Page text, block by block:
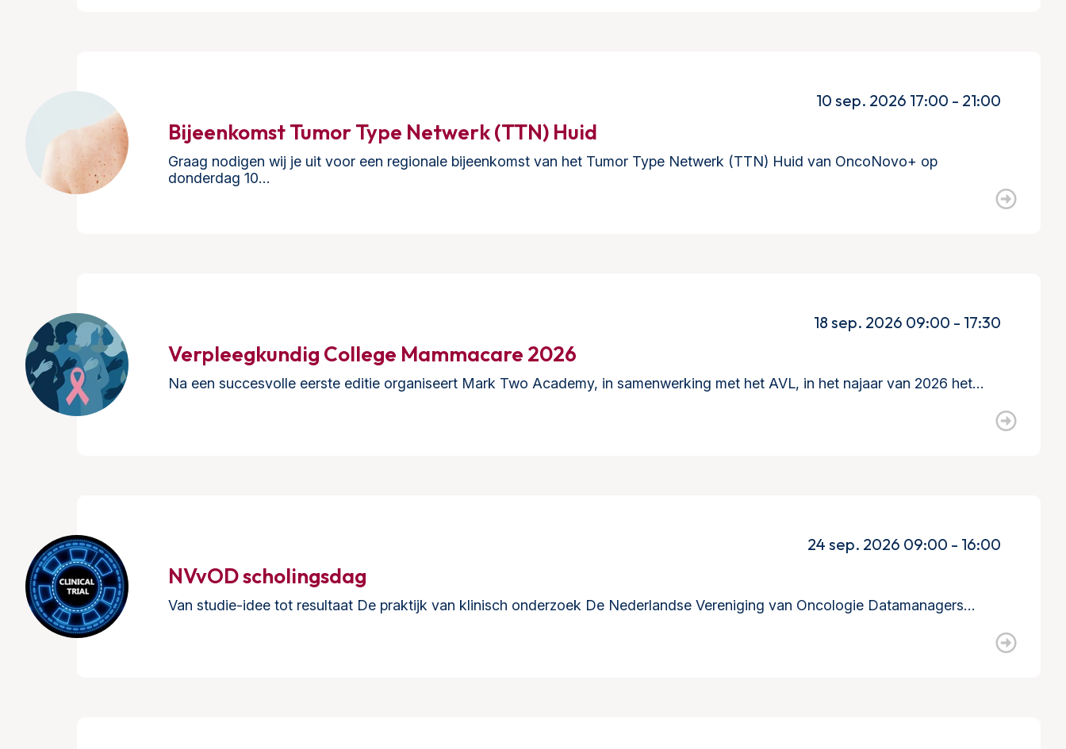
10 sep. 2026 17:00 - 21:00
Bijeenkomst Tumor Type Netwerk (TTN) Huid
Graag nodigen wij je uit voor een regionale bijeenkomst van het Tumor Type Netwerk (TTN) Huid van OncoNovo+ op
donderdag 10…
18 sep. 2026 09:00 - 17:30
Verpleegkundig College Mammacare 2026
Na een succesvolle eerste editie organiseert Mark Two Academy, in samenwerking met het AVL, in het najaar van 2026 het…
24 sep. 2026 09:00 - 16:00
NVvOD scholingsdag
Van studie-idee tot resultaat De praktijk van klinisch onderzoek De Nederlandse Vereniging van Oncologie Datamanagers…